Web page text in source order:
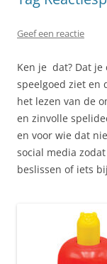
Geef een reactie
Ken je dat? Dat
speelgoed ziet en
het lezen van de
en zinvolle
en voor wie dat
social media
beslissen of iets